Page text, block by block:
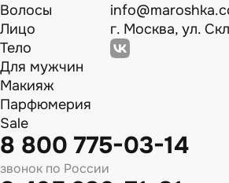
Волосы
Лицо
Тело
Для мужчин
Макияж
Парфюмерия
Sale
г. Москва, ул.
8 800 775-03-14
звонок по России